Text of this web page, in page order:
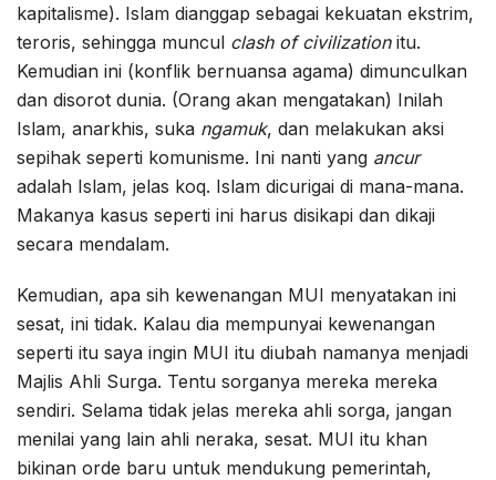
kapitalisme). Islam dianggap sebagai kekuatan ekstrim,
teroris, sehingga muncul clash of civilizationitu.
Kemudian ini (konflik bernuansa agama) dimunculkan
dan disorot dunia. (Orang akan mengatakan) Inilah
Islam, anarkhis, suka ngamuk, dan melakukan aksi
sepihak seperti komunisme. Ini nanti yang ancur
adalah Islam, jelas koq. Islam dicurigai di mana-mana.
Makanya kasus seperti ini harus disikapi dan dikaji
secara mendalam.
Kemudian, apa sih kewenangan MUI menyatakan ini
sesat, ini tidak. Kalau dia mempunyai kewenangan
seperti itu saya ingin MUI itu diubah namanya menjadi
Majlis Ahli Surga. Tentu sorganya mereka mereka
sendiri. Selama tidak jelas mereka ahli sorga, jangan
menilai yang lain ahli neraka, sesat. MUI itu khan
bikinan orde baru untuk mendukung pemerintah,